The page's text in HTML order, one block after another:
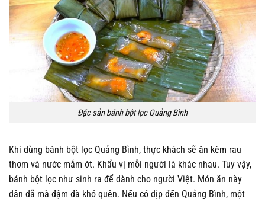
Đặc sản bánh bột lọc Quảng Bình
Khi dùng bánh bột lọc Quảng Bình, thực khách sẽ ăn kèm rau
thơm và nước mắm ớt. Khẩu vị mỗi người là khác nhau. Tuy vậy,
bánh bột lọc như sinh ra để dành cho người Việt. Món ăn này
dân dã mà đậm đà khó quên. Nếu có dịp đến Quảng Bình, một